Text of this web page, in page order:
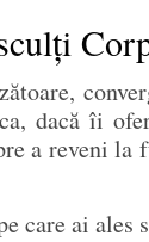
dacă îi
a reveni la
care ai ales